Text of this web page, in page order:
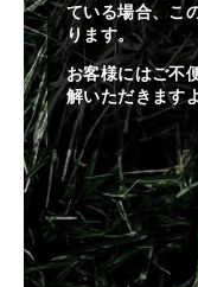
ている場合、こ
ります。
お客様にはご不
解いただきます